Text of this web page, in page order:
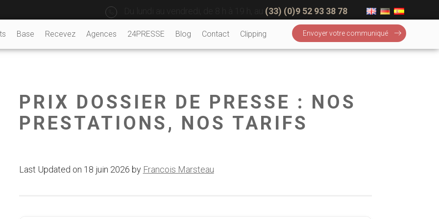
(33) (0)9 52 93 38 78
Base Recevez Agences 24PRESSE Blog Contact Clipping Envoyer votre communiqué
PRIX DOSSIER DE PRESSE : NOS
PRESTATIONS, NOS TARIFS
Last Updated on 18 juin 2026 by Francois Marsteau